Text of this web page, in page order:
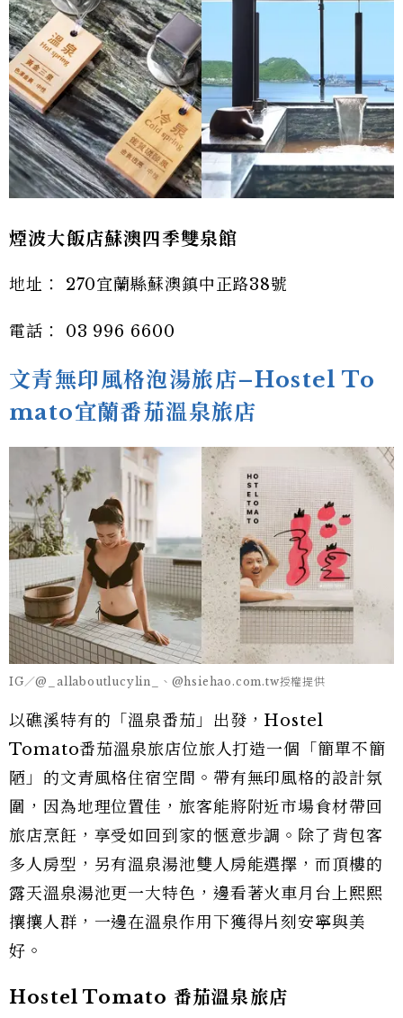
煙波大飯店蘇澳四季雙泉館
地址： 270宜蘭縣蘇澳鎮中正路38號
電話： 03 996 6600
文青無印風格泡湯旅店–Hostel To
mato宜蘭番茄溫泉旅店
IG／@_allaboutlucylin_、@hsiehao.com.tw授權提供
以礁溪特有的「溫泉番茄」出發，Hostel
Tomato番茄溫泉旅店位旅人打造一個「簡單不簡
陋」的文青風格住宿空間。帶有無印風格的設計氛
圍，因為地理位置佳，旅客能將附近市場食材帶回
旅店烹飪，享受如回到家的愜意步調。除了背包客
多人房型，另有溫泉湯池雙人房能選擇，而頂樓的
露天溫泉湯池更一大特色，邊看著火車月台上熙熙
攘攘人群，一邊在溫泉作用下獲得片刻安寧與美
好。
Hostel Tomato 番茄溫泉旅店